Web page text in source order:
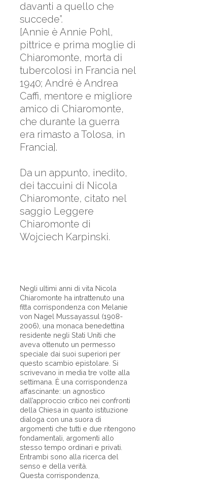
davanti a quello che
succede”.
[Annie è Annie Pohl,
pittrice e prima moglie di
Chiaromonte, morta di
tubercolosi in Francia nel
1940; André è Andrea
Caffi, mentore e migliore
amico di Chiaromonte,
che durante la guerra
era rimasto a Tolosa, in
Francia].
Da un appunto, inedito,
dei taccuini di Nicola
Chiaromonte, citato nel
saggio Leggere
Chiaromonte di
Wojciech Karpinski.
Negli ultimi anni di vita Nicola
Chiaromonte ha intrattenuto una
fitta corrispondenza con Melanie
von Nagel Mussayassul (1908-
2006), una monaca benedettina
residente negli Stati Uniti che
aveva ottenuto un permesso
speciale dai suoi superiori per
questo scambio epistolare. Si
scrivevano in media tre volte alla
settimana. È una corrispondenza
affascinante: un agnostico
dall’approccio critico nei confronti
della Chiesa in quanto istituzione
dialoga con una suora di
argomenti che tutti e due ritengono
fondamentali, argomenti allo
stesso tempo ordinari e privati.
Entrambi sono alla ricerca del
senso e della verità.
Questa corrispondenza,